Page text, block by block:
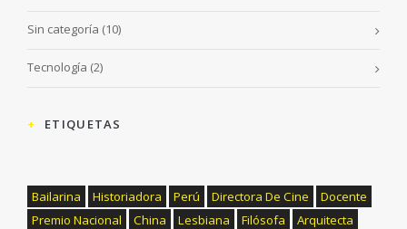
Sin categoría (10)
Tecnología (2)
ETIQUETAS
Bailarina Historiadora Perú Directora De Cine
Docente
Premio Nacional
China Lesbiana Filósofa
Arquitecta